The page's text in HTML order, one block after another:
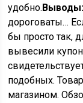
удобно.Выводы:
дороговаты…
бы просто так,
вывесили
подобных.
магазином.